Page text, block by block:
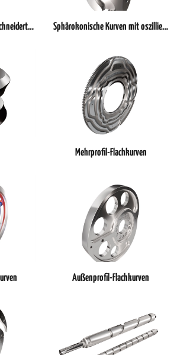
im Rahmen Ihrer Nutzung der Dienste
Custom Tracks – Maßgeschneiderte Führungen für jede Anforderung Sphärokonische Kurven mit oszillierenden Mehrfach-Abnehmern
Mehrprofil-Flachkurven
Außenprofil-Flachkurven